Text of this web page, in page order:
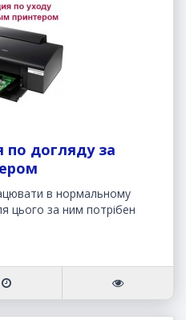
по догляду за
в нормальному
цього за ним потрібен